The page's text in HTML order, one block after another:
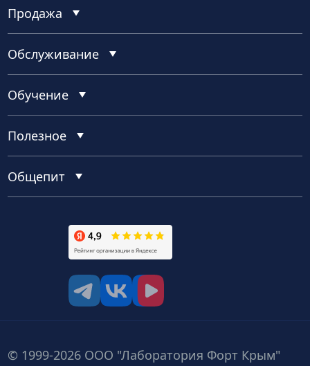
Продажа
Обслуживание
Обучение
Полезное
Общепит
© 1999-2026 ООО "Лаборатория Форт Крым"